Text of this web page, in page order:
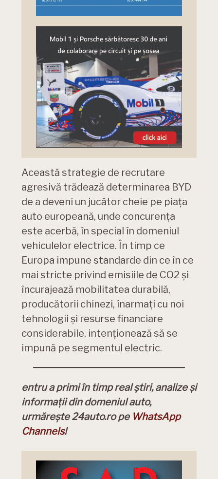
Această strategie de recrutare
agresivă trădează determinarea BYD
de a deveni un jucător cheie pe piața
auto europeană, unde concurența
este acerbă, în special în domeniul
vehiculelor electrice. În timp ce
Europa impune standarde din ce în ce
mai stricte privind emisiile de CO2 și
încurajează mobilitatea durabilă,
producătorii chinezi, înarmați cu noi
tehnologii și resurse financiare
considerabile, intenționează să se
impună pe segmentul electric.
entru a primi în timp real știri, analize și
informații din domeniul auto,
urmărește 24auto.ro pe WhatsApp
Channels!